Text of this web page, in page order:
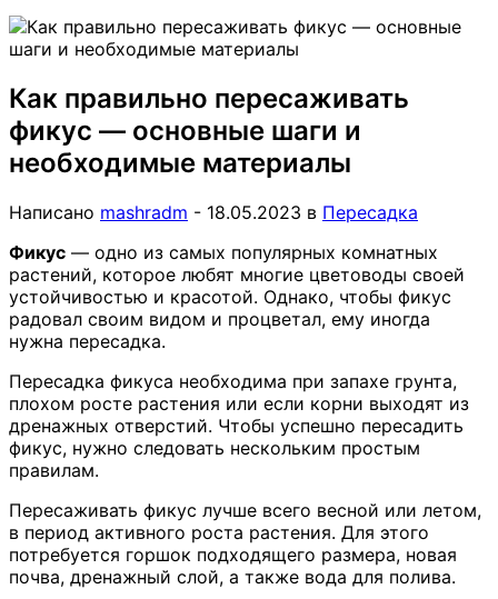
Как правильно пересаживать
фикус — основные шаги и
необходимые материалы
Написано mashradm - 18.05.2023 в Пересадка
Фикус — одно из самых популярных комнатных
растений, которое любят многие цветоводы своей
устойчивостью и красотой. Однако, чтобы фикус
радовал своим видом и процветал, ему иногда
нужна пересадка.
Пересадка фикуса необходима при запахе грунта,
плохом росте растения или если корни выходят из
дренажных отверстий. Чтобы успешно пересадить
фикус, нужно следовать нескольким простым
правилам.
Пересаживать фикус лучше всего весной или летом,
в период активного роста растения. Для этого
потребуется горшок подходящего размера, новая
почва, дренажный слой, а также вода для полива.